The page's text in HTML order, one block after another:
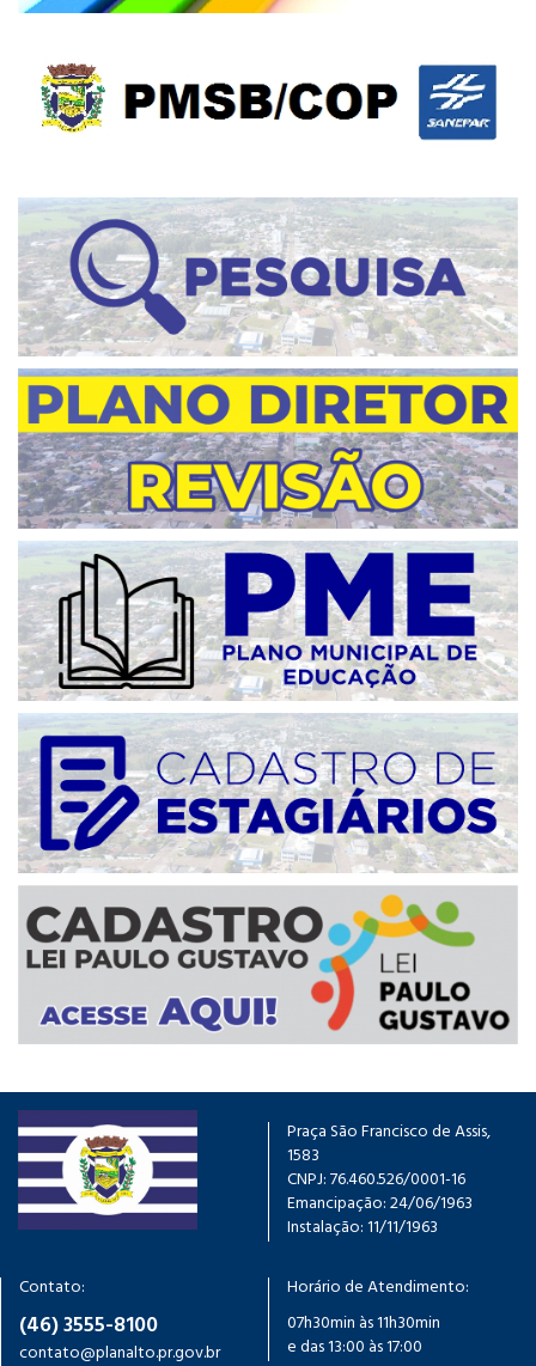
Praça São Francisco de Assis,
1583
CNPJ: 76.460.526/0001-16
Emancipação: 24/06/1963
Instalação: 11/11/1963
Contato:
(46) 3555-8100
contato@planalto.pr.gov.br
Horário de Atendimento:
07h30min às 11h30min
e das 13:00 às 17:00